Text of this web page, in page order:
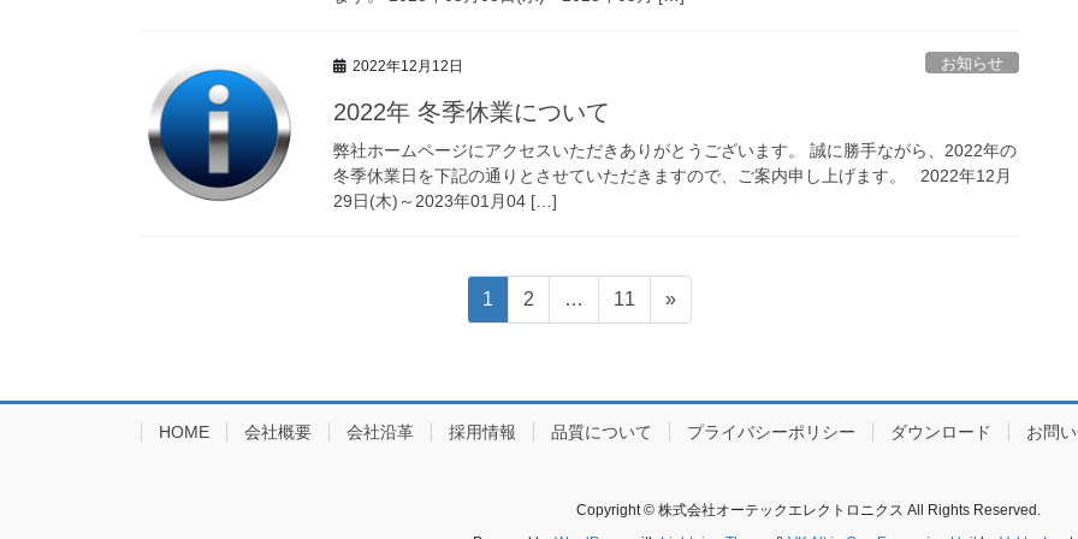
2022年12月12日 お知らせ
2022年 冬季休業について
弊社ホームページにアクセスいただきありがとうございます。 誠に勝手ながら、2022年の
冬季休業日を下記の通りとさせていただきますので、ご案内申し上げます。 2022年12月
29日(木)～2023年01月04 […]
ビ
ゲ
固
定
ジ
1
固
定
ジ
2 …
固
定
ジ
11 »
HOME 会社概要 会社沿革 採用情報 品質について プライバシーポリシー ダウンロード お問
Copyright © 株式会社オーテックエレクトロニクス All Rights Reserved.